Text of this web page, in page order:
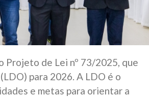
Projeto de Lei nº 73/2025, que
para 2026. A LDO é o
e metas para orientar a